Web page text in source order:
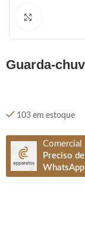
guarda-
103 em estoque
Comercial
Preciso
WhatsApp